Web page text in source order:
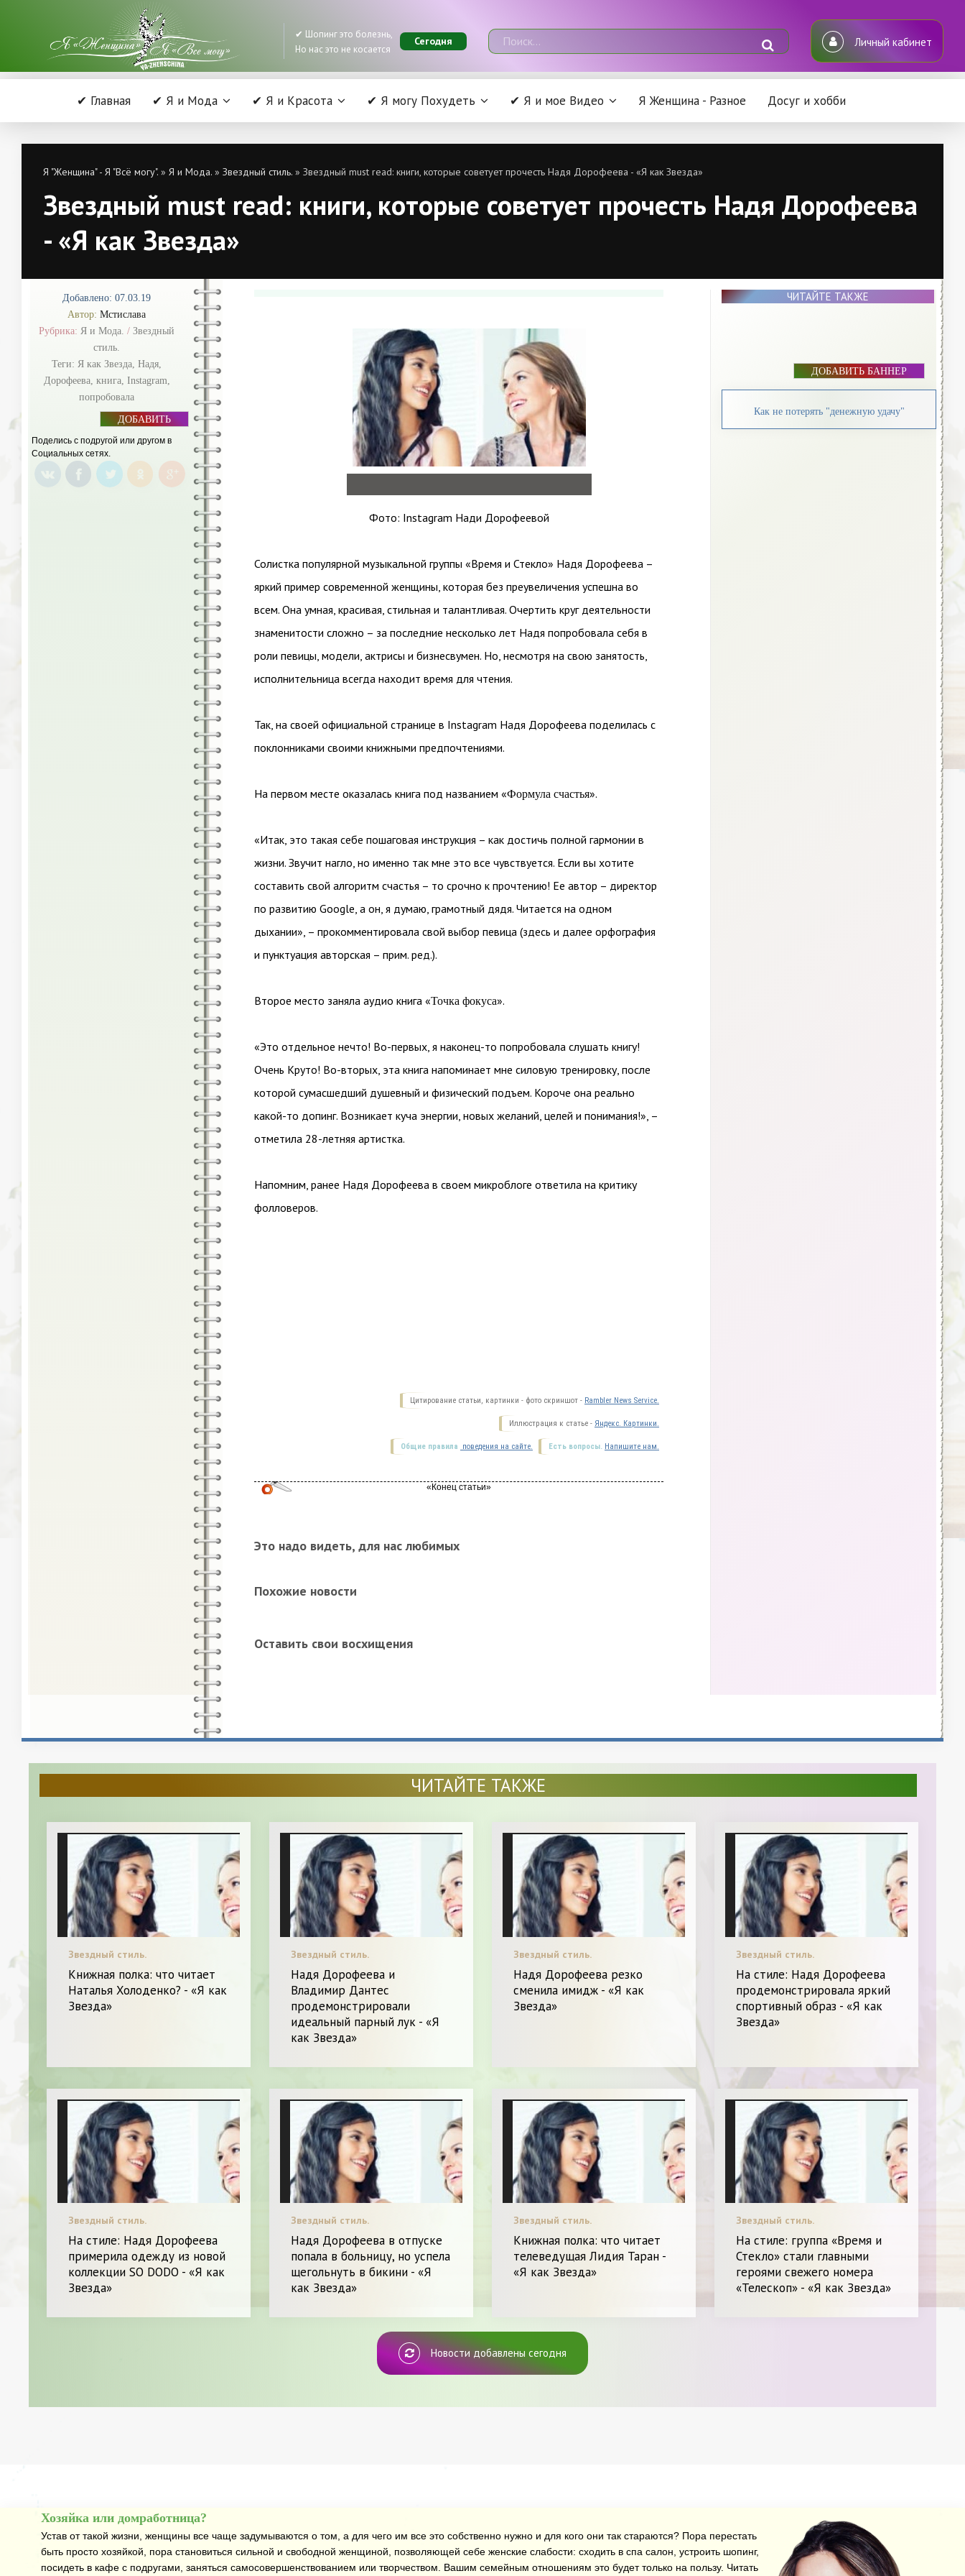
✔ Шопинг это болезнь,
Но нас это не косается
Сегодня Личный кабинет
✔ Главная ✔ Я и Мода ✔ Я и Красота ✔ Я могу Похудеть ✔ Я и мое Видео Я Женщина - Разное Досуг и хобби
Я "Женщина" - Я "Всё могу". » Я и Мода. » Звездный стиль. » Звездный must read: книги, которые советует прочесть Надя Дорофеева - «Я как Звезда»
Звездный must read: книги, которые советует прочесть Надя Дорофеева
- «Я как Звезда»
Добавлено: 07.03.19
Автор: Мстислава
Рубрика: Я и Мода. / Звездный
стиль.
Теги: Я как Звезда, Надя,
Дорофеева, книга, Instagram,
попробовала
ДОБАВИТЬ
Поделись с подругой или другом в
Социальных сетях.
Фото: Instagram Нади Дорофеевой
Солистка популярной музыкальной группы «Время и Стекло» Надя Дорофеева –
яркий пример современной женщины, которая без преувеличения успешна во
всем. Она умная, красивая, стильная и талантливая. Очертить круг деятельности
знаменитости сложно – за последние несколько лет Надя попробовала себя в
роли певицы, модели, актрисы и бизнесвумен. Но, несмотря на свою занятость,
исполнительница всегда находит время для чтения.
Так, на своей официальной странице в Instagram Надя Дорофеева поделилась с
поклонниками своими книжными предпочтениями.
На первом месте оказалась книга под названием «Формула счастья».
«Итак, это такая себе пошаговая инструкция – как достичь полной гармонии в
жизни. Звучит нагло, но именно так мне это все чувствуется. Если вы хотите
составить свой алгоритм счастья – то срочно к прочтению! Ее автор – директор
по развитию Google, а он, я думаю, грамотный дядя. Читается на одном
дыхании», – прокомментировала свой выбор певица (здесь и далее орфография
и пунктуация авторская – прим. ред.).
Второе место заняла аудио книга «Точка фокуса».
«Это отдельное нечто! Во-первых, я наконец-то попробовала слушать книгу!
Очень Круто! Во-вторых, эта книга напоминает мне силовую тренировку, после
которой сумасшедший душевный и физический подъем. Короче она реально
какой-то допинг. Возникает куча энергии, новых желаний, целей и понимания!», –
отметила 28-летняя артистка.
Напомним, ранее Надя Дорофеева в своем микроблоге ответила на критику
фолловеров.
Цитирование статьи, картинки - фото скриншот - Rambler News Service.
Иллюстрация к статье - Яндекс. Картинки.
Есть вопросы. Напишите нам.
Общие правила поведения на сайте.
Это надо видеть, для нас любимых
Похожие новости
Оставить свои восхищения
ЧИТАЙТЕ ТАКЖЕ
ДОБАВИТЬ БАННЕР
Как не потерять "денежную удачу"
ЧИТАЙТЕ ТАКЖЕ
Звездный стиль.
Книжная полка: что читает
Наталья Холоденко? - «Я как
Звезда»
Звездный стиль.
Надя Дорофеева и
Владимир Дантес
продемонстрировали
идеальный парный лук - «Я
как Звезда»
Звездный стиль.
Надя Дорофеева резко
сменила имидж - «Я как
Звезда»
Звездный стиль.
На стиле: Надя Дорофеева
продемонстрировала яркий
спортивный образ - «Я как
Звезда»
Звездный стиль.
На стиле: Надя Дорофеева
примерила одежду из новой
коллекции SO DODO - «Я как
Звезда»
Звездный стиль.
Надя Дорофеева в отпуске
попала в больницу, но успела
щегольнуть в бикини - «Я
как Звезда»
Звездный стиль.
Книжная полка: что читает
телеведущая Лидия Таран -
«Я как Звезда»
Звездный стиль.
На стиле: группа «Время и
Стекло» стали главными
героями свежего номера
«Телескоп» - «Я как Звезда»
Новости добавлены сегодня
Хозяйка или домработница?
Устав от такой жизни, женщины все чаще задумываются о том, а для чего им все это собственно нужно и для кого они так стараются? Пора перестать
быть просто хозяйкой, пора становиться сильной и свободной женщиной, позволяющей себе женские слабости: сходить в спа салон, устроить шопинг,
посидеть в кафе с подругами, заняться самосовершенствованием или творчеством. Вашим семейным отношениям это будет только на пользу. Читать